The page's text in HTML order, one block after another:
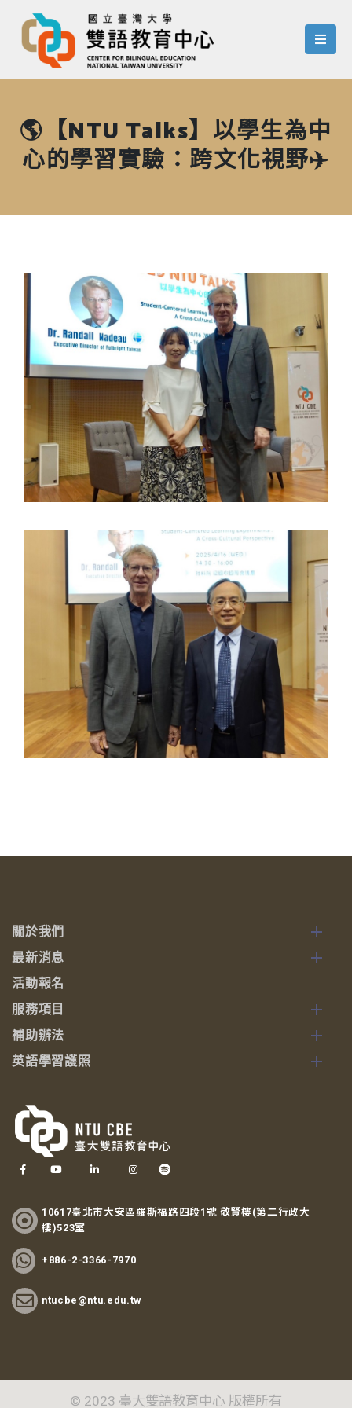
menu
🌎【NTU Talks】以學生為中
心的學習實驗：跨文化視野✈️
10617臺北市大安區羅斯福路四段1號 敬賢樓(第二行政大
樓)523室
+886-2-3366-7970
ntucbe@ntu.edu.tw
關於我們
最新消息
活動報名
服務項目
補助辦法
英語學習護照
© 2023 臺大雙語教育中心 版權所有